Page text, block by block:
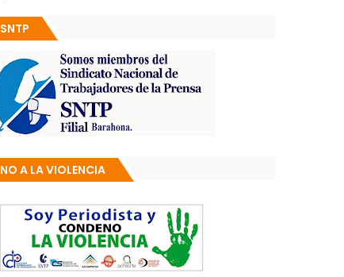
SNTP
NO A LA VIOLENCIA